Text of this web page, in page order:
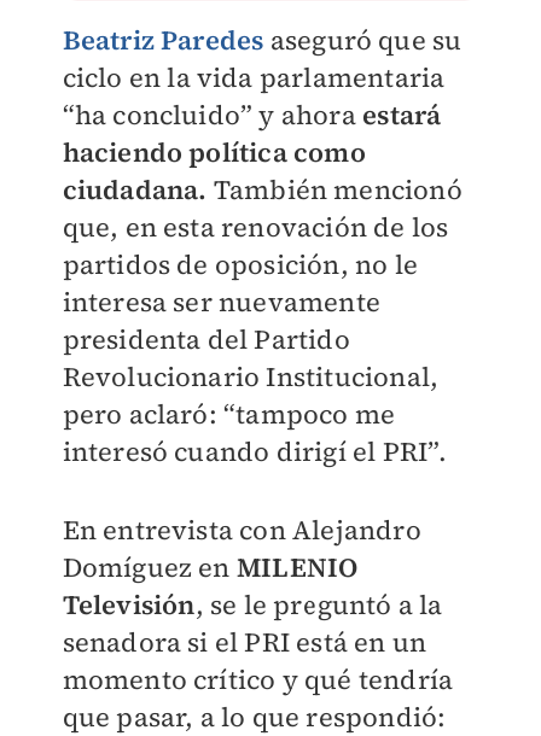
Beatriz Paredes aseguró que su
ciclo en la vida parlamentaria
“ha concluido” y ahora estará
haciendo política como
ciudadana. También mencionó
que, en esta renovación de los
partidos de oposición, no le
interesa ser nuevamente
presidenta del Partido
Revolucionario Institucional,
pero aclaró: “tampoco me
interesó cuando dirigí el PRI”.
En entrevista con Alejandro
Domíguez en MILENIO
Televisión, se le preguntó a la
senadora si el PRI está en un
momento crítico y qué tendría
que pasar, a lo que respondió: